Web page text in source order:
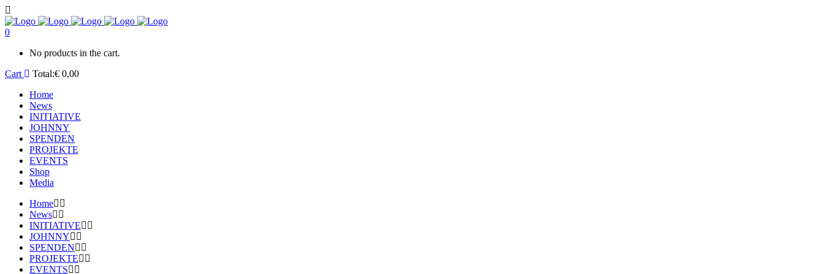
0
No products in the cart.
Cart
Total:€ 0,00
Home
News
INITIATIVE
JOHNNY
SPENDEN
PROJEKTE
EVENTS
Shop
Media
Home
News
INITIATIVE
JOHNNY
SPENDEN
PROJEKTE
EVENTS